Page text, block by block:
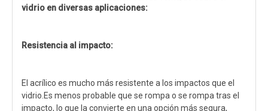
vidrio en diversas aplicaciones:
Resistencia al impacto:
El acrílico es mucho más resistente a los impactos que el
vidrio.Es menos probable que se rompa o se rompa tras el
impacto, lo que la convierte en una opción más segura,